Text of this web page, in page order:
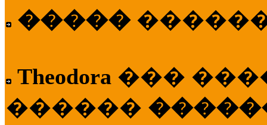
�����
Theodora ���
������